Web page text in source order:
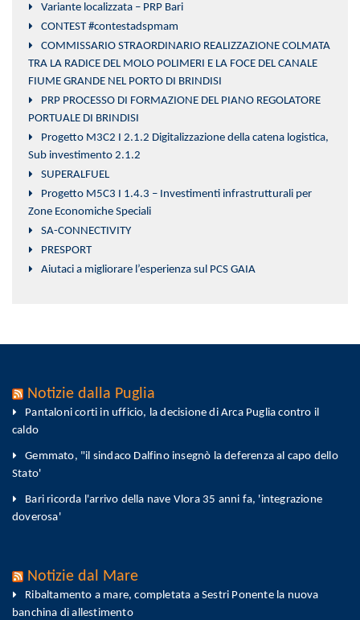
Variante localizzata – PRP Bari
CONTEST #contestadspmam
COMMISSARIO STRAORDINARIO REALIZZAZIONE COLMATA
TRA LA RADICE DEL MOLO POLIMERI E LA FOCE DEL CANALE
FIUME GRANDE NEL PORTO DI BRINDISI
PRP PROCESSO DI FORMAZIONE DEL PIANO REGOLATORE
PORTUALE DI BRINDISI
Progetto M3C2 I 2.1.2 Digitalizzazione della catena logistica,
Sub investimento 2.1.2
SUPERALFUEL
Progetto M5C3 I 1.4.3 – Investimenti infrastrutturali per
Zone Economiche Speciali
SA-CONNECTIVITY
PRESPORT
Aiutaci a migliorare l’esperienza sul PCS GAIA
Notizie dalla Puglia
Pantaloni corti in ufficio, la decisione di Arca Puglia contro il
caldo
Gemmato, "il sindaco Dalfino insegnò la deferenza al capo dello
Stato'
Bari ricorda l'arrivo della nave Vlora 35 anni fa, 'integrazione
doverosa'
Notizie dal Mare
Ribaltamento a mare, completata a Sestri Ponente la nuova
banchina di allestimento